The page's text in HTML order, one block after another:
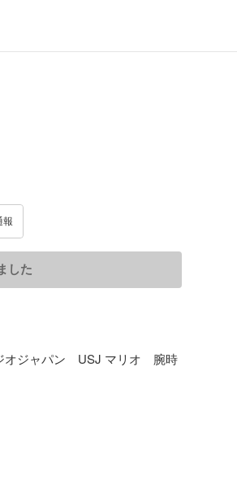
報
した
ジャパン　USJ マリオ　腕時